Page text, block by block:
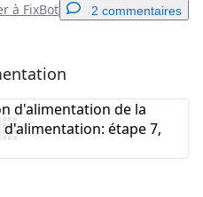
à FixBot 2 commentaires